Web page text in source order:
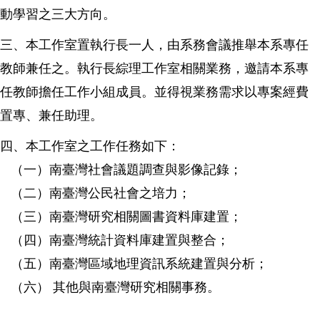
動學習之三大方向。
三、本工作室置執行長一人，由系務會議推舉本系專任
教師兼任之。執行長綜理工作室相關業務，邀請本系專
任教師擔任工作小組成員。並得視業務需求以專案經費
置專、兼任助理。
四、本工作室之工作任務如下：
（一）南臺灣社會議題調查與影像記錄；
（二）南臺灣公民社會之培力；
（三）南臺灣研究相關圖書資料庫建置；
（四）南臺灣統計資料庫建置與整合；
（五）南臺灣區域地理資訊系統建置與分析；
（六） 其他與南臺灣研究相關事務。